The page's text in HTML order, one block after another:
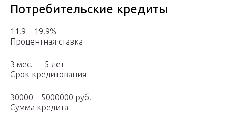
Потребительские кредиты
11.9 – 19.9%
Процентная ставка
3 мес. — 5 лет
Срок кредитования
30000 – 5000000 руб.
Сумма кредита